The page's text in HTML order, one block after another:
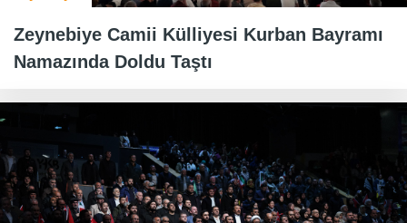
Zeynebiye Camii Külliyesi Kurban Bayramı
Namazında Doldu Taştı